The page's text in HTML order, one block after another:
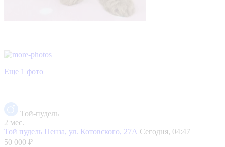
Еще 1 фото
Той-пудель
2 мес.
Той пудель Пенза, ул. Котовского, 27А Сегодня, 04:47
50 000 ₽